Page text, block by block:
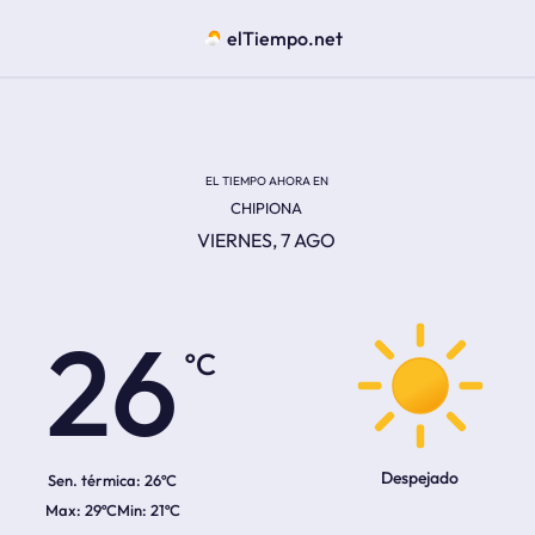
elTiempo.net
EL TIEMPO AHORA EN
CHIPIONA
VIERNES, 7 AGO
26
Sen. térmica: 26ºC
29ºC 21ºC
Despejado